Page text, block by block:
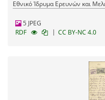
Εθνικό Ίδρυμα Ερευνών και
5 JPEG
RDF
| CC BY-NC 4.0